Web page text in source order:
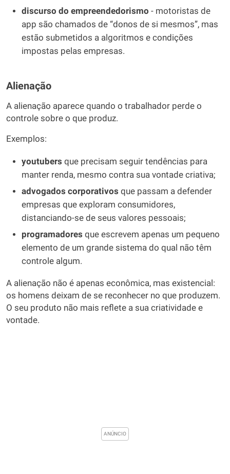
discurso do empreendedorismo - motoristas de
app são chamados de “donos de si mesmos”, mas
estão submetidos a algoritmos e condições
impostas pelas empresas.
Alienação
A alienação aparece quando o trabalhador perde o
controle sobre o que produz.
Exemplos:
youtubers que precisam seguir tendências para
manter renda, mesmo contra sua vontade criativa;
advogados corporativos que passam a defender
empresas que exploram consumidores,
distanciando-se de seus valores pessoais;
programadores que escrevem apenas um pequeno
elemento de um grande sistema do qual não têm
controle algum.
A alienação não é apenas econômica, mas existencial:
os homens deixam de se reconhecer no que produzem.
O seu produto não mais reflete a sua criatividade e
vontade.